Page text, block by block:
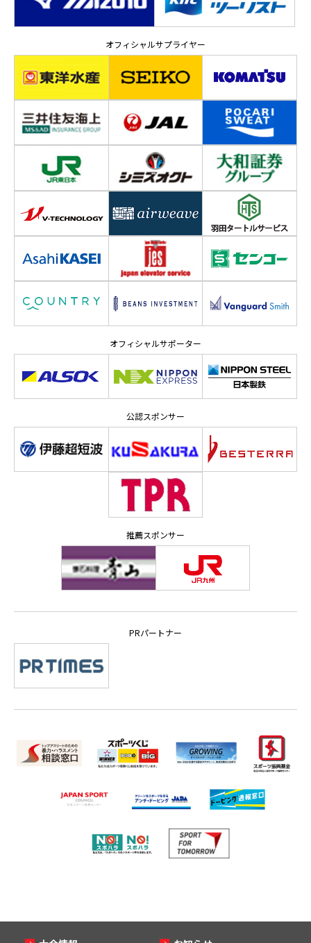
オフィシャルサプライヤー
オフィシャルサポーター
公認スポンサー
推薦スポンサー
PRパートナー